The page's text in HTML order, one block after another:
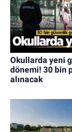
Okullarda yeni
dönemi! 30 bin
alınacak